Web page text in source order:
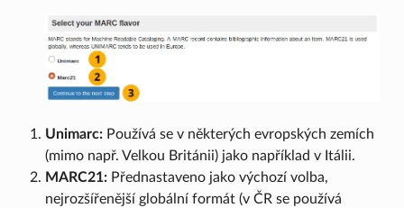
Unimarc:Používá se v některých evropských zemích
(mimo např. Velkou Británii) jako například v Itálii.
MARC21:Přednastaveno jako výchozí volba,
nejrozšířenější globální formát (v ČR se používá